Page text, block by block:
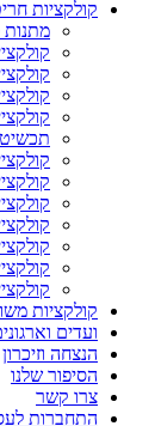
קולקציות
מתנות
קולקציות
ועדים
הנצחה וזיכרון
הסיפור שלנו
צרו קשר
התחברות